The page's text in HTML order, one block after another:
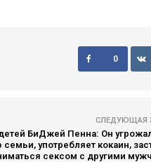
0
СЛЕДУЮЩАЯ
БиДжей Пенна: Он
употребляет кокаин,
сексом с другими